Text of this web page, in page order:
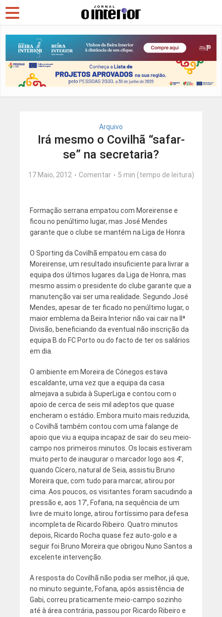
Arquivo
Irá mesmo o Covilhã “safar-
se” na secretaria?
17 Maio, 2012 Comentar 5 min (tempo de leitura)
Formação serrana empatou com Moreirense e
ficou no penúltimo lugar, mas José Mendes
garante que o clube se mantém na Liga de Honra
O Sporting da Covilhã empatou em casa do
Moreirense, um resultado insuficiente para livrar a
equipa dos últimos lugares da Liga de Honra, mas
mesmo assim o presidente do clube garante que a
manutenção vai ser uma realidade. Segundo José
Mendes, apesar de ter ficado no penúltimo lugar, o
maior emblema da Beira Interior não vai cair na IIª
Divisão, beneficiando da eventual não inscrição da
equipa B do FC Porto ou do facto de ter os salários
em dia.
O ambiente em Moreira de Cónegos estava
escaldante, uma vez que a equipa da casa
almejava a subida à SuperLiga e contou com o
apoio de cerca de seis mil adeptos que quase
encheram o estádio. Embora muito mais reduzida,
o Covilhã também contou com uma falange de
apoio que viu a equipa incapaz de sair do seu meio-
campo nos primeiros minutos. Os locais estiveram
muito perto de inaugurar o marcador logo aos 4’,
quando Cícero, natural de Seia, assistiu Bruno
Moreira que, com tudo para marcar, atirou por
cima. Aos poucos, os visitantes foram sacudindo a
pressão e, aos 17’, Fofana, na sequência de um
livre de muito longe, atirou fortíssimo para defesa
incompleta de Ricardo Ribeiro. Quatro minutos
depois, Ricardo Rocha quase fez auto-golo e a
seguir foi Bruno Moreira que obrigou Nuno Santos a
excelente intervenção.
A resposta do Covilhã não podia ser melhor, já que,
no minuto seguinte, Fofana, após assistência de
Gabi, correu praticamente meio-campo sozinho
até à área contrária, passou por Ricardo Ribeiro e